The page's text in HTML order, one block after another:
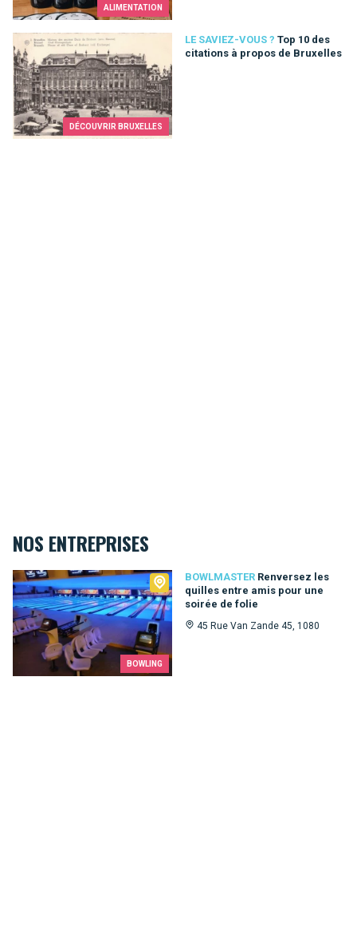
ALIMENTATION
DÉCOUVRIR BRUXELLES
LE SAVIEZ-VOUS ? Top 10 des
citations à propos de Bruxelles
Top 10 des citations à propos de Bruxelles
NOS ENTREPRISES
BOWLING
BOWLMASTER Renversez les
quilles entre amis pour une
soirée de folie
45 Rue Van Zande 45, 1080
Bowlmaster